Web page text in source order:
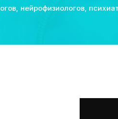
нейрофизиологов,